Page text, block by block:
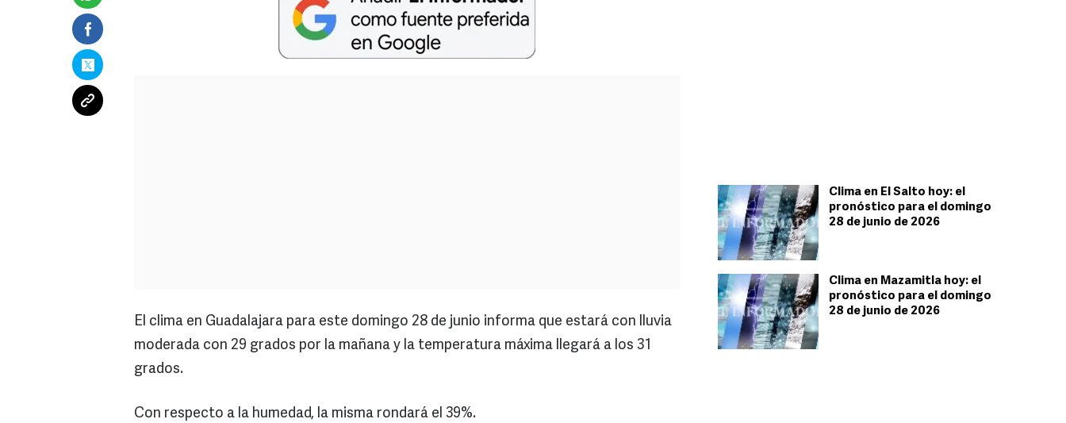
Clima en El Salto hoy: el
pronóstico para el domingo
28 de junio de 2026
Clima en Mazamitla hoy: el
pronóstico para el domingo
28 de junio de 2026
El clima en Guadalajara para este domingo 28 de junio informa que estará con lluvia
moderada con 29 grados por la mañana y la temperatura máxima llegará a los 31
grados.
Con respecto a la humedad, la misma rondará el 39%.